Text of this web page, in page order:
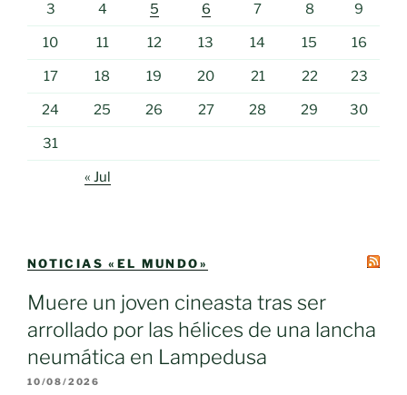
3 4 5 6 7 8 9
10 11 12 13 14 15 16
17 18 19 20 21 22 23
24 25 26 27 28 29 30
31
« Jul
NOTICIAS «EL MUNDO»
Muere un joven cineasta tras ser
arrollado por las hélices de una lancha
neumática en Lampedusa
10/08/2026